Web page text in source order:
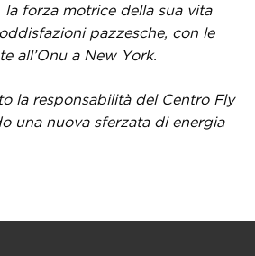
la forza motrice della sua vita
pazzesche, con le
all’Onu a New York.
la responsabilità del Centro Fly
una nuova sferzata di energia